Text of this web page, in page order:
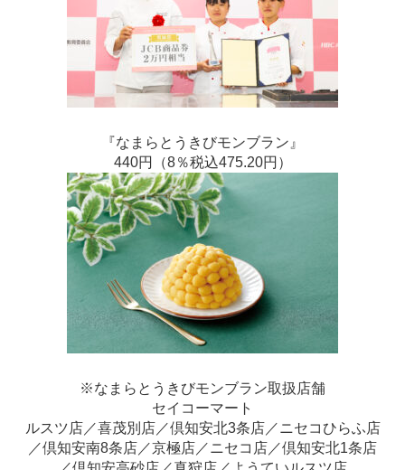
『なまらとうきびモンブラン』
440円（8％税込475.20円）
※なまらとうきびモンブラン取扱店舗
セイコーマート
ルスツ店／喜茂別店／倶知安北3条店／ニセコひらふ店
／倶知安南8条店／京極店／ニセコ店／倶知安北1条店